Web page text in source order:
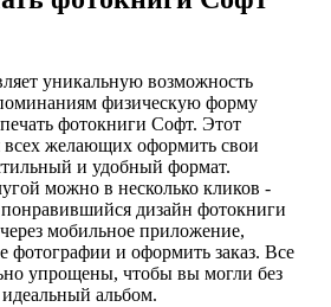
уникальную возможность
физическую форму
фотокниги Софт. Этот
всех желающих оформить свои
и удобный формат.
можно в несколько кликов -
понравившийся дизайн фотокниги
мобильное приложение,
фотографии и оформить заказ. Все
упрощены, чтобы вы могли без
идеальный альбом.